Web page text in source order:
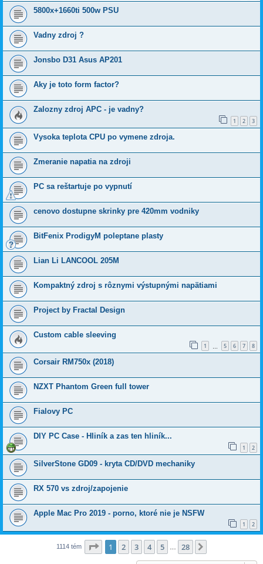
5800x+1660ti 500w PSU
Vadny zdroj ?
Jonsbo D31 Asus AP201
Aky je toto form factor?
Zalozny zdroj APC - je vadny?
1 2 3
Vysoka teplota CPU po vymene zdroja.
Zmeranie napatia na zdroji
PC sa reštartuje po vypnutí
cenovo dostupne skrinky pre 420mm vodniky
BitFenix ProdigyM poleptane plasty
Lian Li LANCOOL 205M
Kompaktný zdroj s rôznymi výstupnými napätiami
Project by Fractal Design
Custom cable sleeving
1 5 6 7 8
Corsair RM750x (2018)
NZXT Phantom Green full tower
Fialovy PC
DIY PC Case - Hliník a zas ten hliník...
1 2
SilverStone GD09 - kryta CD/DVD mechaniky
RX 570 vs zdroj/zapojenie
Apple Mac Pro 2019 - porno, ktoré nie je NSFW
1 2
1114 tém Strana z28
1 2 3 4 5 … 28